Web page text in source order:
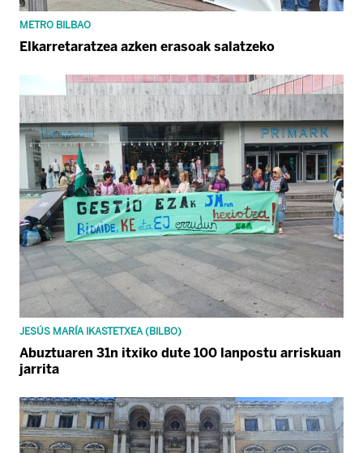
METRO BILBAO
Elkarretaratzea azken erasoak salatzeko
JESÚS MARÍA IKASTETXEA (BILBO)
Abuztuaren 31n itxiko dute 100 lanpostu arriskuan
jarrita